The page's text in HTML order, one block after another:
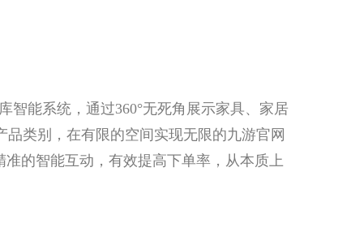
智能系统，通过360°无死角展示家具、家居
类别，在有限的空间实现无限的九游官网
的智能互动，有效提高下单率，从本质上